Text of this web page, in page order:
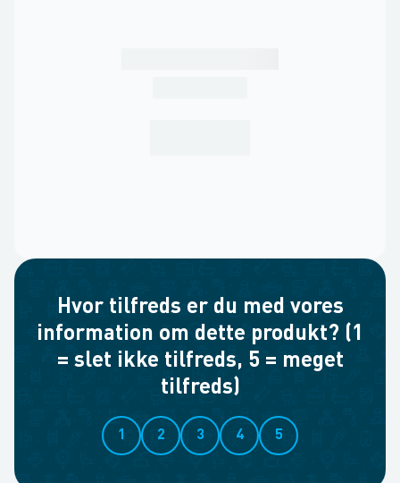
Hvor tilfreds er du med vores
information om dette produkt? (1
= slet ikke tilfreds, 5 = meget
tilfreds)
1 2 3 4 5